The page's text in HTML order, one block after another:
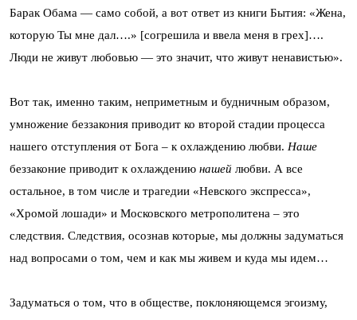
Барак Обама — само собой, а вот ответ из книги Бытия: «Жена,
которую Ты мне дал….» [согрешила и ввела меня в грех]….
Люди не живут любовью — это значит, что живут ненавистью».
Вот так, именно таким, неприметным и будничным образом,
умножение беззакония приводит ко второй стадии процесса
нашего отступления от Бога – к охлаждению любви. Наше
беззаконие приводит к охлаждению нашей любви. А все
остальное, в том числе и трагедии «Невского экспресса»,
«Хромой лошади» и Московского метрополитена – это
следствия. Следствия, осознав которые, мы должны задуматься
над вопросами о том, чем и как мы живем и куда мы идем…
Задуматься о том, что в обществе, поклоняющемся эгоизму,